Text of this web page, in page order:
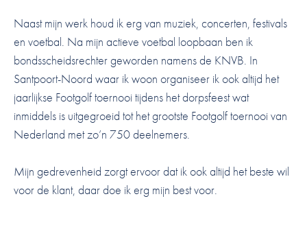
Naast mijn werk houd ik erg van muziek, concerten, festivals
en voetbal. Na mijn actieve voetbal loopbaan ben ik
bondsscheidsrechter geworden namens de KNVB. In
Santpoort-Noord waar ik woon organiseer ik ook altijd het
jaarlijkse Footgolf toernooi tijdens het dorpsfeest wat
inmiddels is uitgegroeid tot het grootste Footgolf toernooi van
Nederland met zo’n 750 deelnemers.
Mijn gedrevenheid zorgt ervoor dat ik ook altijd het beste wil
voor de klant, daar doe ik erg mijn best voor.